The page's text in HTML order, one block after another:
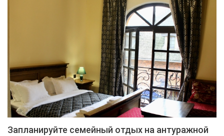
Запланируйте семейный отдых на антуражной